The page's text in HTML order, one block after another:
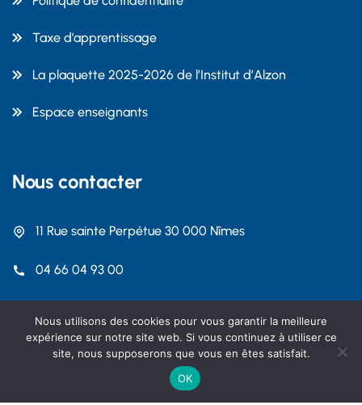
Taxe d’apprentissage
La plaquette 2025-2026 de l’Institut d’Alzon
Espace enseignants
Nous contacter
11 Rue sainte Perpétue 30 000 Nîmes
04 66 04 93 00
Copyright 2026 Institut Emmanuel d'Alzon Nîmes
Nous utilisons des cookies pour vous garantir la meilleure
expérience sur notre site web. Si vous continuez à utiliser ce
site, nous supposerons que vous en êtes satisfait.
OK